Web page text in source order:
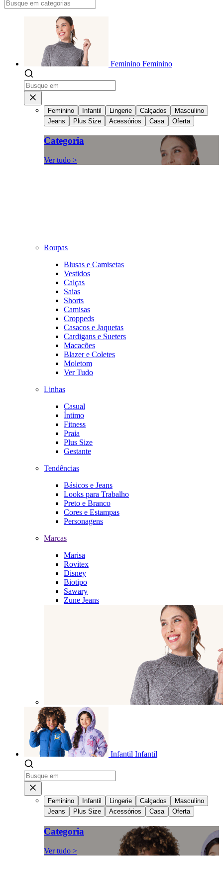
Feminino Feminino
Feminino Infantil Lingerie Calçados
Masculino
Jeans
Plus Size Acessórios Casa Oferta
Categoria
Ver tudo >
Roupas
Blusas e Camisetas
Vestidos
Calças
Saias
Shorts
Camisas
Croppeds
Casacos e Jaquetas
Cardigans e Sueters
Macacões
Blazer e Coletes
Moletom
Ver Tudo
Linhas
Casual
Íntimo
Fitness
Praia
Plus Size
Gestante
Tendências
Básicos e Jeans
Looks para Trabalho
Preto e Branco
Cores e Estampas
Personagens
Marcas
Marisa
Rovitex
Disney
Biotipo
Sawary
Zune Jeans
Infantil Infantil
Feminino Infantil Lingerie Calçados
Masculino
Jeans
Plus Size Acessórios Casa Oferta
Categoria
Ver tudo >